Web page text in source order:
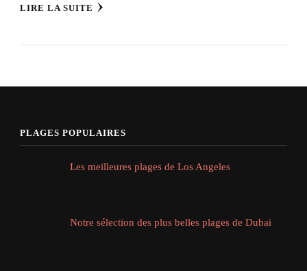
LIRE LA SUITE
PLAGES POPULAIRES
Les meilleures plages de Los Angeles
Notre sélection des plus belles plages de Dubai